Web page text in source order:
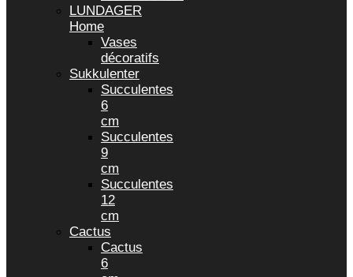
LUNDAGER
Home
Vases
décoratifs
Sukkulenter
Succulentes
6
cm
Succulentes
9
cm
Succulentes
12
cm
Cactus
Cactus
6